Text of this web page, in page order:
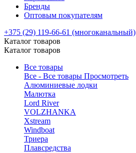
Бренды
Оптовым покупателям
+375 (29) 119-66-61 (многоканальный)
Каталог товаров
Каталог товаров
Все товары
Все - Все товары Просмотреть
Алюминиевые лодки
Малютка
Lord River
VOLZHANKA
Xstream
Windboat
Триера
Плавсредства